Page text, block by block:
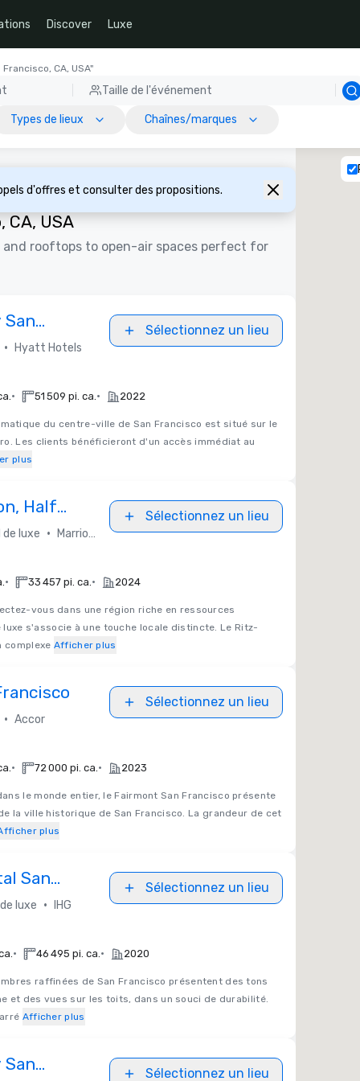
Discover Luxe
CA, USA"
Taille de l'événement
Types de lieux Chaînes/marques
d'offres et consulter des propositions.
USA
rooftops to open-air spaces perfect for
• Hyatt Hotels
Sélectionnez un lieu
• 51 509 pi. ca.• 2022
du centre-ville de San Francisco est situé sur le
Les clients bénéficieront d'un accès immédiat au
plus
Half
luxe • Marriott Bonvoy
Sélectionnez un lieu
• 33 457 pi. ca.• 2024
vous dans une région riche en ressources
s'associe à une touche locale distincte. Le Ritz-
complexe Afficher plus
• Accor
Sélectionnez un lieu
• 72 000 pi. ca.• 2023
le monde entier, le Fairmont San Francisco présente
la ville historique de San Francisco. La grandeur de cet
plus
San
luxe • IHG
Sélectionnez un lieu
• 46 495 pi. ca.• 2020
raffinées de San Francisco présentent des tons
et des vues sur les toits, dans un souci de durabilité.
Afficher plus
Sélectionnez un lieu